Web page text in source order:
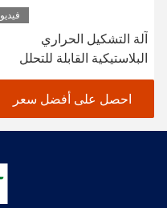
فيديو
آلة التشكيل الحراري
البلاستيكية القابلة للتحلل
عمق التشكيل القصوى
180mmاحصل على أفضل سعر